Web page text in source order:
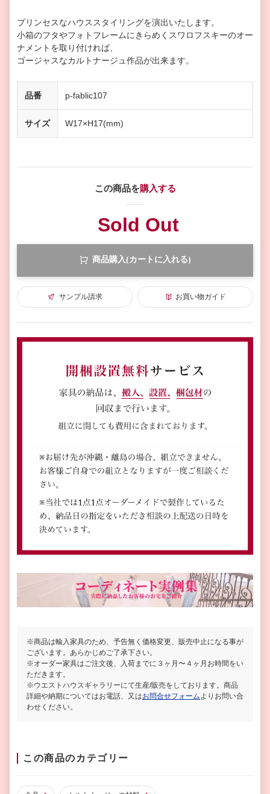
プリンセスなハウススタイリングを演出いたします。
小箱のフタやフォトフレームにきらめくスワロフスキーのオー
ナメントを取り付ければ、
ゴージャスなカルトナージュ作品が出来ます。
品番 p-fablic107
サイズ W17×H17(mm)
この商品を購入する
Sold Out
商品購入(カートに入れる)
サンプル請求 お買い物ガイド
※商品は輸入家具のため、予告無く価格変更、販売中止になる事が
ございます。あらかじめご了承下さい。
※オーダー家具はご注文後、入荷までに３ヶ月〜４ヶ月お時間をい
ただきます。
※ウエストハウスギャラリーにて生産/販売をしております。商品
詳細や納期についてはお電話、又はお問合せフォーム よりお問い合
わせください。
この商品のカテゴリー